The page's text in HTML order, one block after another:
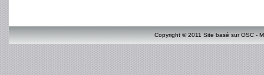
Copyright © 2011 Site basé sur OSC -